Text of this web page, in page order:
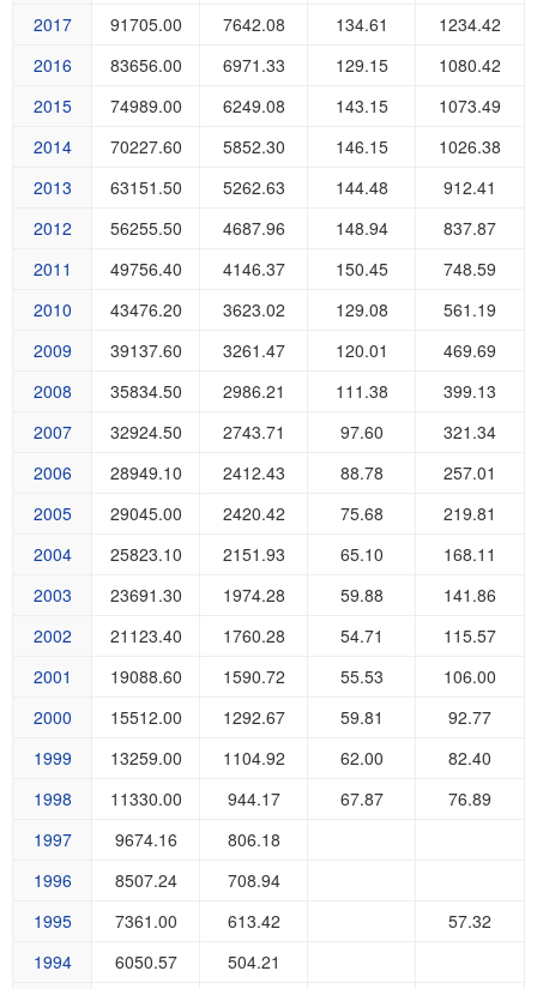
2017
91705.00 7642.08 134.61
1234.42
2016
83656.00 6971.33 129.15
1080.42
2015
74989.00 6249.08 143.15
1073.49
2014
70227.60 5852.30 146.15
1026.38
2013
63151.50 5262.63 144.48
912.41
2012
56255.50 4687.96 148.94
837.87
2011
49756.40 4146.37 150.45
748.59
2010
43476.20 3623.02 129.08
561.19
2009
39137.60 3261.47 120.01
469.69
2008
35834.50 2986.21 111.38
399.13
2007
32924.50 2743.71 97.60
321.34
2006
28949.10 2412.43 88.78
257.01
2005
29045.00 2420.42 75.68
219.81
2004
25823.10 2151.93 65.10
168.11
2003
23691.30 1974.28 59.88
141.86
2002
21123.40 1760.28 54.71
115.57
2001
19088.60 1590.72 55.53
106.00
2000
15512.00 1292.67 59.81
92.77
1999
13259.00 1104.92 62.00
82.40
1998
11330.00 944.17 67.87
76.89
1997
9674.16
806.18
1996
8507.24
708.94
1995
7361.00 613.42
57.32
1994
6050.57
504.21